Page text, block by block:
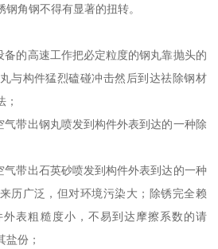
角钢不得有显著的扭转。
备的高速工作把必定粒度的钢丸靠抛头的
与构件猛烈磕碰冲击然后到达祛除钢材
气带出钢丸喷发到构件外表到达的一种除
气带出石英砂喷发到构件外表到达的一种
历广泛，但对环境污染大；除锈完全赖
外表粗糙度小，不易到达摩擦系数的请
盐份；